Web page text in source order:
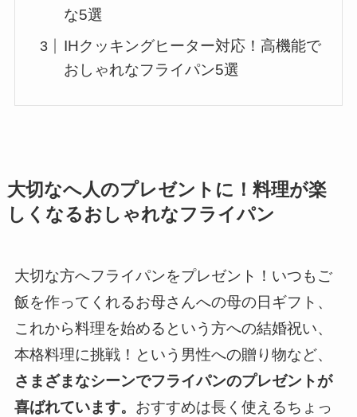
な5選
IHクッキングヒーター対応！高機能で
おしゃれなフライパン5選
大切なへ人のプレゼントに！料理が楽
しくなるおしゃれなフライパン
大切な方へフライパンをプレゼント！いつもご
飯を作ってくれるお母さんへの母の日ギフト、
これから料理を始めるという方への結婚祝い、
本格料理に挑戦！という男性への贈り物など、
さまざまなシーンでフライパンのプレゼントが
喜ばれています。 おすすめは長く使えるちょっ